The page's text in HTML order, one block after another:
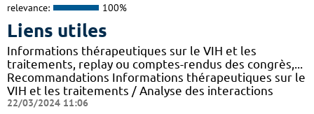
relevance: 100%
Liens utiles
Informations thérapeutiques sur le VIH et les
traitements, replay ou comptes-rendus des congrès,...
Recommandations Informations thérapeutiques sur le
VIH et les traitements / Analyse des interactions
22/03/2024 11:06